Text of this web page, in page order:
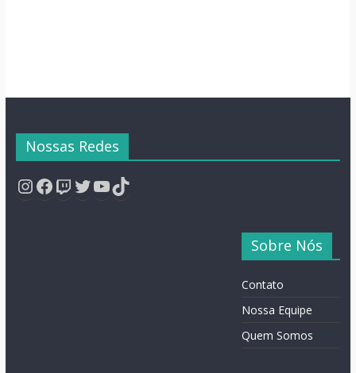
Nossas Redes
Instagram
Facebook
Twitch
Twitter
YouTube
TikTok
Sobre Nós
Contato
Nossa Equipe
Quem Somos